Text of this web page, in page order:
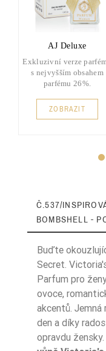
AJ Deluxe
Exkluzivní verze
s nejvyšším obsahem
parfému 26%.
ZOBRAZIT
Č.537/
BOMBSHELL -
Buďte
Secret.
Parfum pro
ovoce,
akcentů.
den a díky
opravdu žensky.
Typ Zapachu
Pora Roku